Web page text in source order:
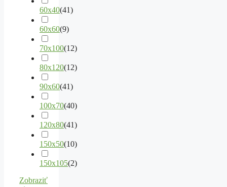
60x40(41)
60x60(9)
70x100(12)
80x120(12)
90x60(41)
100x70(40)
120x80(41)
150x50(10)
150x105(2)
Zobraziť